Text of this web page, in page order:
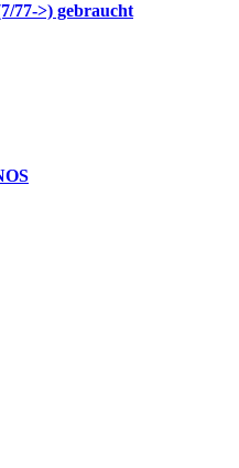
77->) gebraucht